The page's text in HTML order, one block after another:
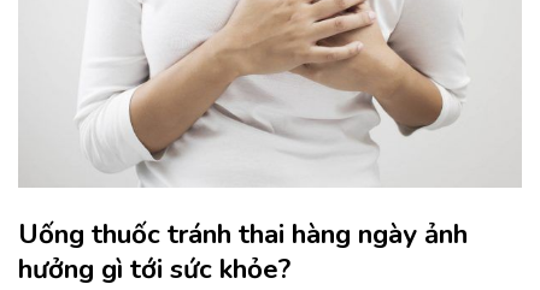
Uống thuốc tránh thai hàng ngày ảnh
hưởng gì tới sức khỏe?